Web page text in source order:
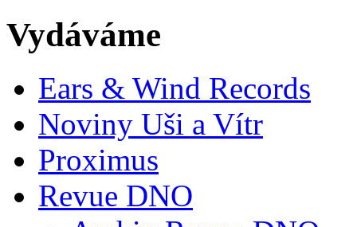
Vydáváme
Ears & Wind Records
Noviny Uši a Vítr
Proximus
Revue DNO